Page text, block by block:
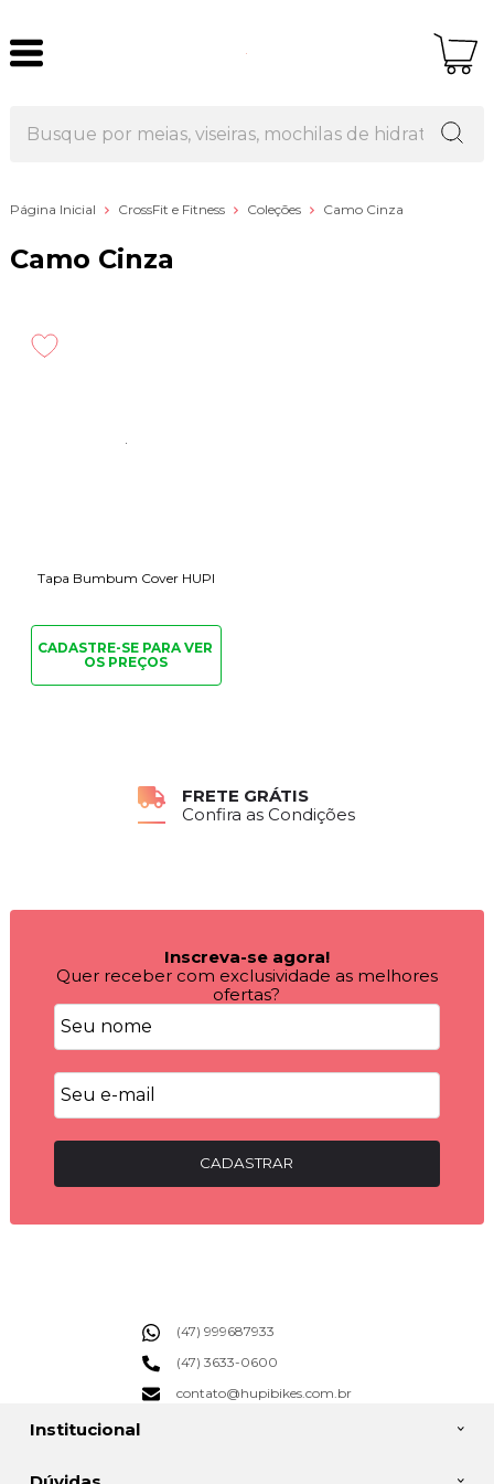
Página Inicial CrossFit e Fitness Coleções Camo Cinza
Camo Cinza
Tapa Bumbum Cover HUPI
CADASTRE-SE PARA VER
OS PREÇOS
FRETE GRÁTIS
Confira as Condições
Inscreva-se agora!
Quer receber com exclusividade as melhores
ofertas?
CADASTRAR
Institucional
(47) 999687933
(47) 3633-0600
contato@hupibikes.com.br